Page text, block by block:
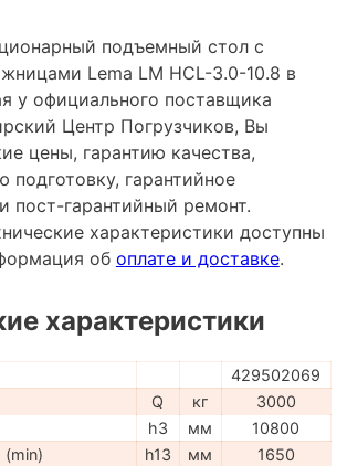
подъемный стол с
Lema LM HCL-3.0-10.8 в
у официального поставщика
Центр Погрузчиков, Вы
цены, гарантию качества,
подготовку, гарантийное
пост-гарантийный ремонт.
характеристики доступны
об оплате и доставке.
характеристики
429502069
Q кг
3000
h3 мм
10800
h13 мм
1650